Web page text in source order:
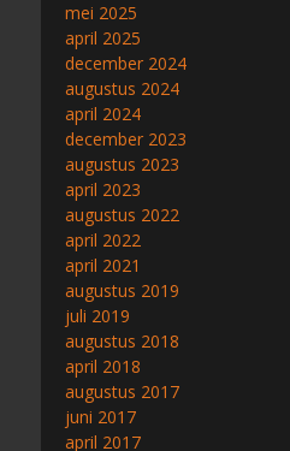
mei 2025
april 2025
december 2024
augustus 2024
april 2024
december 2023
augustus 2023
april 2023
augustus 2022
april 2022
april 2021
augustus 2019
juli 2019
augustus 2018
april 2018
augustus 2017
juni 2017
april 2017